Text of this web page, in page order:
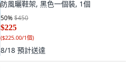
防風曬鞋架, 黑色一個裝, 1個
50%$450
$225
($225.00/1個)
8/18 預計送達